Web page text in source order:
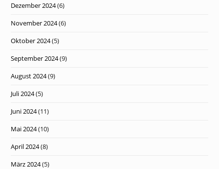
Dezember 2024(6)
November 2024(6)
Oktober 2024(5)
September 2024(9)
August 2024(9)
Juli 2024(5)
Juni 2024(11)
Mai 2024(10)
April 2024(8)
März 2024(5)